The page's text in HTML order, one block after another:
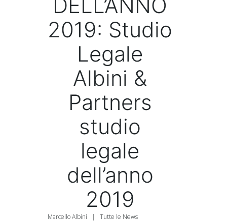
DELL’ANNO
2019: Studio
Legale
Albini &
Partners
studio
legale
dell’anno
2019
Marcello Albini | Tutte le News